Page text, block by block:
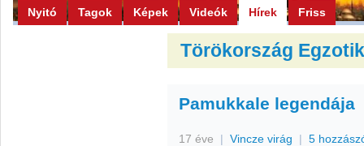
Nyitó Tagok Képek Videók Hírek Friss
Törökország
Pamukkale legendája
17 éve | Vincze virág | 5